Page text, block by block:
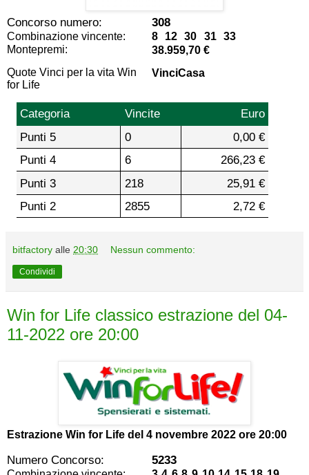
Concorso numero: 308
Combinazione vincente:
8 12 30 31 33
Montepremi:
38.959,70 €
Quote Vinci per la vita Win
for Life
VinciCasa
Categoria Vincite
Euro
Punti 5
0
0,00 €
Punti 4
6
266,23 €
Punti 3
218
25,91 €
Punti 2
2855 2,72 €
bitfactory alle 20:30 Nessun commento:
Condividi
Win for Life classico estrazione del 04-
11-2022 ore 20:00
Estrazione Win for Life del 4 novembre 2022 ore 20:00
Numero Concorso: 5233